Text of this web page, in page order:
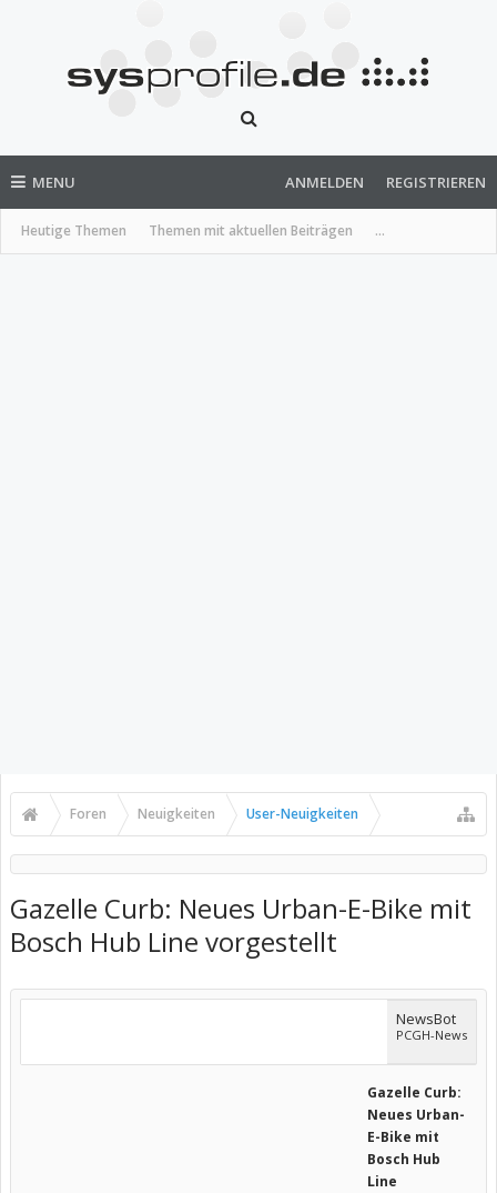
MENU
Heutige Themen Themen mit aktuellen Beiträgen ...
ANMELDEN REGISTRIEREN
Foren Neuigkeiten User-Neuigkeiten
Gazelle Curb: Neues Urban-E-Bike mit
Bosch Hub Line vorgestellt
NewsBot
PCGH-News
Gazelle Curb:
Neues Urban-
E-Bike mit
Bosch Hub
Line